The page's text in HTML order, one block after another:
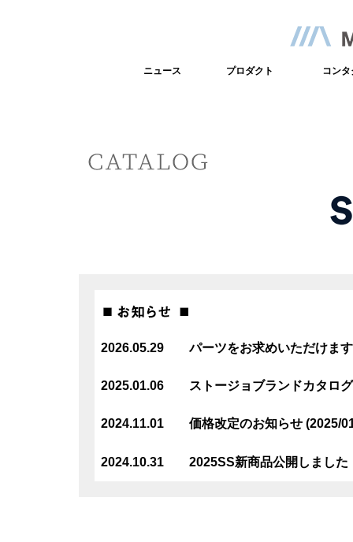
ニュース プロダクト コンタ
2026.05.29 パーツをお求めいただけます
2025.01.06 ストージョブランドカタログ
2024.11.01 価格改定のお知らせ (2025/
2024.10.31 2025SS新商品公開しました